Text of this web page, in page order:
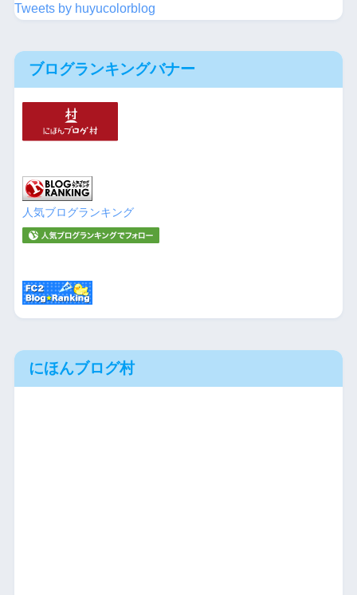
Tweets by huyucolorblog
ブログランキングバナー
人気ブログランキング
にほんブログ村